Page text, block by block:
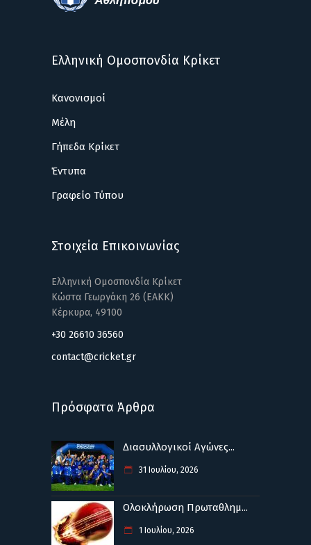
Ελληνική Ομοσπονδία Κρίκετ
Κανονισμοί
Μέλη
Γήπεδα Κρίκετ
Έντυπα
Γραφείο Τύπου
Στοιχεία Επικοινωνίας
Ελληνική Ομοσπονδία Κρίκετ
Κώστα Γεωργάκη 26 (ΕΑΚΚ)
Κέρκυρα, 49100
+30 26610 36560
contact@cricket.gr
Πρόσφατα Άρθρα
Διασυλλογικοί Αγώνες...
31 Ιουλίου, 2026
Ολοκλήρωση Πρωταθλημ...
1 Ιουλίου, 2026